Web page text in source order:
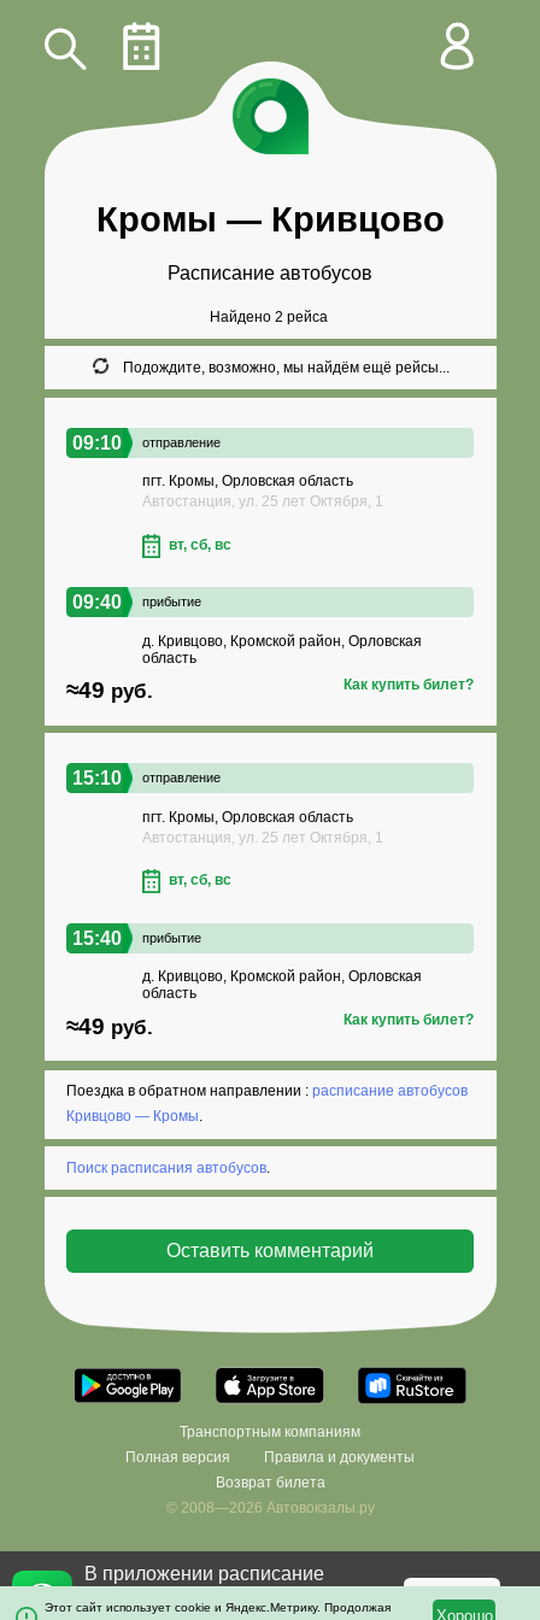
Кромы — Кривцово
Расписание автобусов
Найдено 2 рейса
Подождите, возможно, мы найдём ещё рейсы...
09:10 отправление
пгт. Кромы, Орловская область
Автостанция, ул. 25 лет Октября, 1
вт, сб, вс
09:40 прибытие
д. Кривцово, Кромской район, Орловская
область
≈49 руб. Как купить билет?
15:10 отправление
пгт. Кромы, Орловская область
Автостанция, ул. 25 лет Октября, 1
вт, сб, вс
15:40 прибытие
д. Кривцово, Кромской район, Орловская
область
≈49 руб. Как купить билет?
Поездка в обратном направлении :расписание автобусов
Кривцово — Кромы.
Поиск расписания автобусов
Фильтровать
Транспортным компаниям
Полная версия
Правила и документы
Возврат билета
© 2008—2026 Автовокзалы.ру
Этот сайт использует cookie и Яндекс.Метрику. Продолжая
В приложении расписание
останется с вами даже без
Скачать